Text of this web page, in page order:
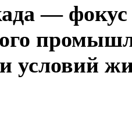
— фокус
условий